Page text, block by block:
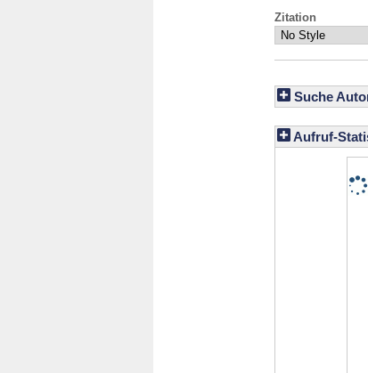
Zitation
Suche
Aufruf-